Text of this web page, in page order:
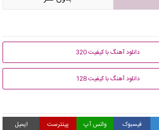
دانلود آهنگ با کیفیت 320
دانلود آهنگ با کیفیت 128
فیسبوک واتس آپ پینترست ایمیل